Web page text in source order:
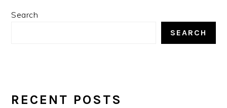
PRIMARY
Search
SEARCH
RECENT POSTS